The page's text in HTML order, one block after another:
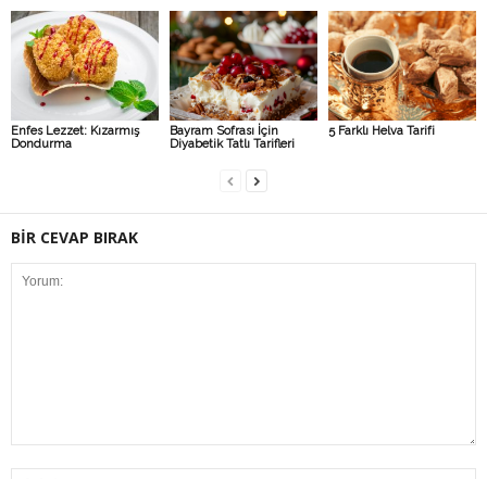
Enfes Lezzet: Kızarmış
Dondurma
Bayram Sofrası İçin
Diyabetik Tatlı Tarifleri
5 Farklı Helva Tarifi
BİR CEVAP BIRAK